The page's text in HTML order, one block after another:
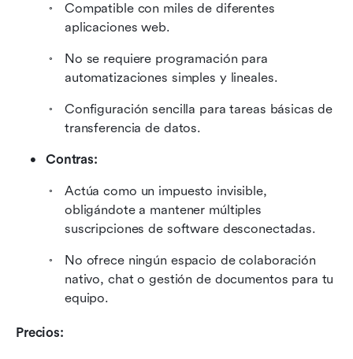
Compatible con miles de diferentes
aplicaciones web.
No se requiere programación para
automatizaciones simples y lineales.
Configuración sencilla para tareas básicas de
transferencia de datos.
Contras:
Actúa como un impuesto invisible,
obligándote a mantener múltiples
suscripciones de software desconectadas.
No ofrece ningún espacio de colaboración
nativo, chat o gestión de documentos para tu
equipo.
Precios: